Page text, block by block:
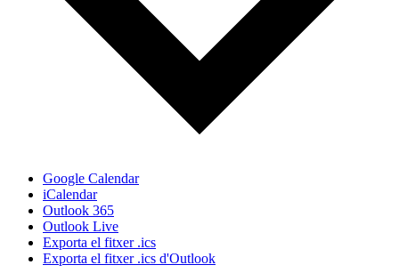
Google Calendar
iCalendar
Outlook 365
Outlook Live
Exporta el fitxer .ics
Exporta el fitxer .ics d'Outlook